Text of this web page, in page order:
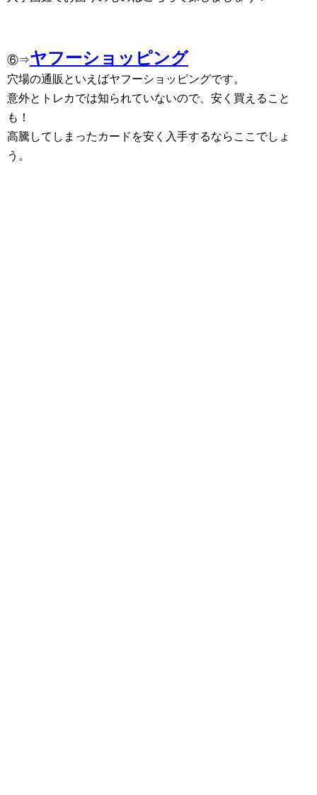
⑥⇒ヤフーショッピング
穴場の通販といえばヤフーショッピングです。
意外とトレカでは知られていないので、安く買えること
も！
高騰してしまったカードを安く入手するならここでしょ
う。